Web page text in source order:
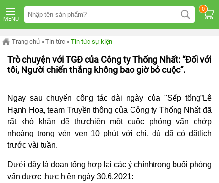
MENU
0
TRANG
CHỦ
LỌC
KANGAROO
ÂM
TỦ
LỌC
NƯỚC
KANGAROO
TỦ
ĐỨNG
MÁY
LỌC
KANGAROO
ĐỂ
BÀN
Trang chủ » Tin tức » Tin tức sự kiện
Trò chuyện với TGĐ của Công ty Thống Nhất: “Đối với
tôi, Người chiến thắng không bao giờ bỏ cuộc”.
Ngay sau chuyến công tác dài ngày của "Sếp tổng”Lê
Hạnh Hoa, team Truyền thông của Công ty Thống Nhất đã
rất khó khăn để thựchiện một cuộc phỏng vấn chớp
nhoáng trong vẻn vẹn 10 phút với chị, dù đã có đặtlịch
trước vài tuần.
Dưới đây là đoạn tổng hợp lại các ý chínhtrong buổi phỏng
vấn được thực hiện ngày 30.6.2021: